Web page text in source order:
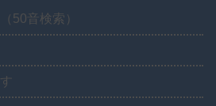
50音検索）